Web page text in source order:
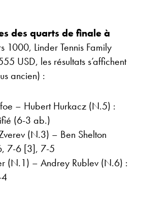
des quarts de finale à
1000, Linder Tennis Family
USD, les résultats s’affichent
ancien) :
– Hubert Hurkacz (N.5) :
(6-3 ab.)
(N.3) – Ben Shelton
7-6 [3], 7-5
(N.1) – Andrey Rublev (N.6) :